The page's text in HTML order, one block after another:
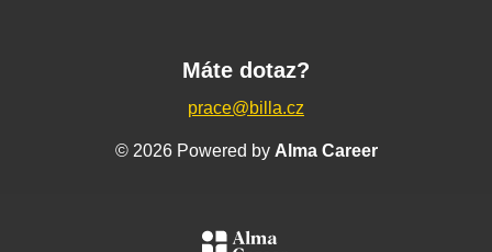
Máte dotaz?
prace@billa.cz
© 2026 Powered by Alma Career